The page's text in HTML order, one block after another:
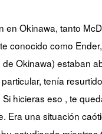
en Okinawa, tanto
conocido como
Okinawa) estaban
tenía
hicieras eso , te
Era una situación